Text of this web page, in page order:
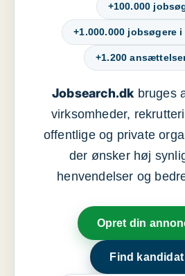
+100.000
+1.000.000 jobsøgere
+1.200
Jobsearch.dkbruges
virksomheder,
offentlige og private
der ønsker høj
henvendelser og
Opret din
Find